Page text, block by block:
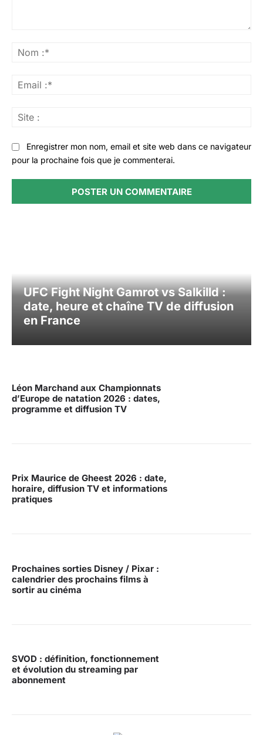
Enregistrer mon nom, email et site web dans ce navigateur
pour la prochaine fois que je commenterai.
UFC Fight Night Gamrot vs Salkilld :
date, heure et chaîne TV de diffusion
en France
Léon Marchand aux Championnats
d’Europe de natation 2026 : dates,
programme et diffusion TV
Prix Maurice de Gheest 2026 : date,
horaire, diffusion TV et informations
pratiques
Prochaines sorties Disney / Pixar :
calendrier des prochains films à
sortir au cinéma
SVOD : définition, fonctionnement
et évolution du streaming par
abonnement